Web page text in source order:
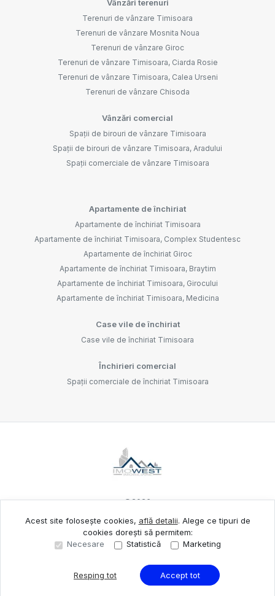
Vânzări terenuri
Terenuri de vânzare Timisoara
Terenuri de vânzare Mosnita Noua
Terenuri de vânzare Giroc
Terenuri de vânzare Timisoara, Ciarda Rosie
Terenuri de vânzare Timisoara, Calea Urseni
Terenuri de vânzare Chisoda
Vânzări comercial
Spații de birouri de vânzare Timisoara
Spații de birouri de vânzare Timisoara, Aradului
Spații comerciale de vânzare Timisoara
Apartamente de închiriat
Apartamente de închiriat Timisoara
Apartamente de închiriat Timisoara, Complex Studentesc
Apartamente de închiriat Giroc
Apartamente de închiriat Timisoara, Braytim
Apartamente de închiriat Timisoara, Girocului
Apartamente de închiriat Timisoara, Medicina
Case vile de închiriat
Case vile de închiriat Timisoara
Închirieri comercial
Spații comerciale de închiriat Timisoara
©2026
Site creat în
Acest site folosește cookies, află detalii. Alege ce tipuri de
cookies dorești să permitem:
Necesare
Statistică Marketing
Resping tot Accept tot